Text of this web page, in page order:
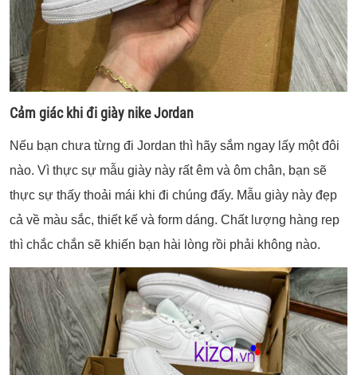
Cảm giác khi đi giày nike Jordan
Nếu bạn chưa từng đi Jordan thì hãy sắm ngay lấy một đôi
nào. Vì thực sự mẫu giày này rất êm và ôm chân, bạn sẽ
thực sự thấy thoải mái khi đi chúng đấy. Mẫu giày này đẹp
cả về màu sắc, thiết kế và form dáng. Chất lượng hàng rep
thì chắc chắn sẽ khiến bạn hài lòng rồi phải không nào.